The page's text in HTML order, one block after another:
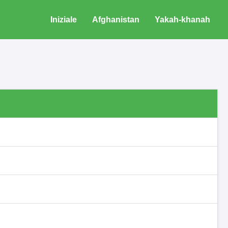
Iniziale Afghanistan Yakah-khanah